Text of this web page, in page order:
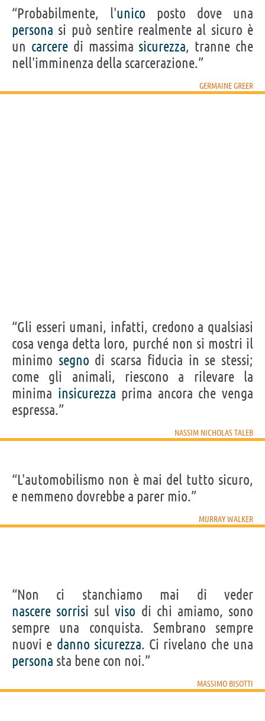
“Probabilmente, l'unico posto dove una
persona si può sentire realmente al sicuro è
un carceredi massima sicurezza, tranne che
nell'imminenza della scarcerazione.”
GERMAINE GREER
“Gli esseri umani, infatti, credono a qualsiasi
cosa venga detta loro, purché non si mostri il
minimo segno di scarsa fiducia in se stessi;
come gli animali, riescono a rilevare la
minima insicurezza prima ancora che venga
espressa.”
NASSIM NICHOLAS TALEB
“L'automobilismo non è mai del tutto sicuro,
e nemmeno dovrebbe a parer mio.”
MURRAY WALKER
“Non ci stanchiamo mai di veder
nascere sorrisi sulviso di chi amiamo, sono
sempre una conquista. Sembrano sempre
nuovi e danno sicurezza. Ci rivelano che una
persona sta bene con noi.”
MASSIMO BISOTTI